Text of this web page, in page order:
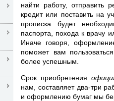
найти работу, отправить
кредит или поставить на
прописка будет
паспорта, похода к врачу
Иначе говоря,
поможет вам
более успешным.
Срок приобретения
нам, составляет два-три
и оформлению бумаг мы